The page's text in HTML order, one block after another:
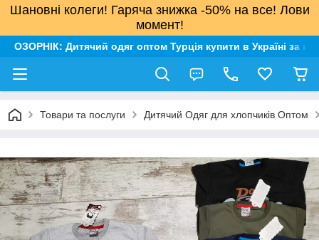
Шановні колеги! Гаряча знижка -50% на все! Лови
момент!
ОЗОРНІК: Дитячий одяг оптом Турція купити в Україні за
Товари та послуги Дитячий Одяг для хлопчиків Оптом